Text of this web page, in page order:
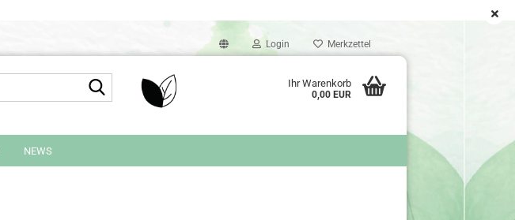
Login Merkzettel
Suche... Ihr Warenkorb
0,00 EUR
NEWS